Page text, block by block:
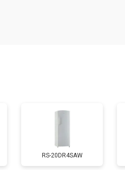
от 1700 ₽
RS-20DR4SAW